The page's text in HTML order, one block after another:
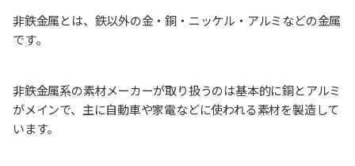
非鉄金属とは、鉄以外の金・銅・ニッケル・アルミなどの金属
です。
非鉄金属系の素材メーカーが取り扱うのは基本的に銅とアルミ
がメインで、主に自動車や家電などに使われる素材を製造して
います。